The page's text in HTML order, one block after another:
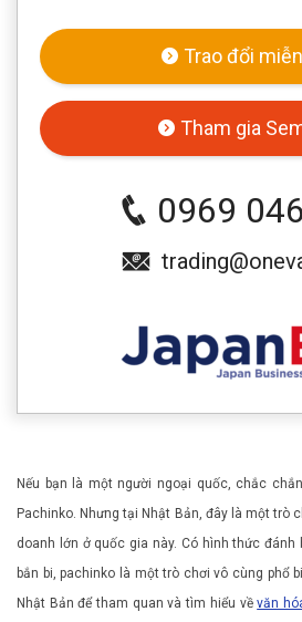
Trao đổi
Tham gia
0969
Nếu bạn là một người ngoại quốc, chắc
Pachinko. Nhưng tại Nhật Bản, đây là một trò
doanh lớn ở quốc gia này. Có hình thức
bắn bi, pachinko là một trò chơi vô cùng phổ
Nhật Bản để tham quan và tìm hiểu vềvăn